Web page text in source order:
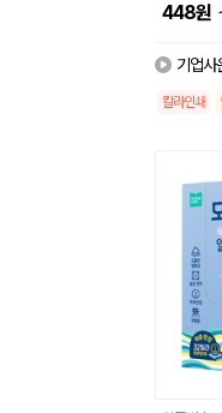
448원
기업사
칼라인쇄